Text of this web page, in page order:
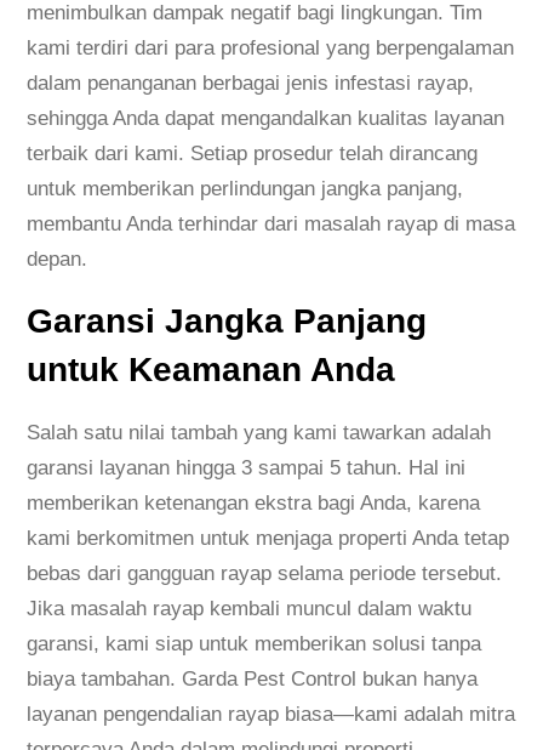
menimbulkan dampak negatif bagi lingkungan. Tim
kami terdiri dari para profesional yang berpengalaman
dalam penanganan berbagai jenis infestasi rayap,
sehingga Anda dapat mengandalkan kualitas layanan
terbaik dari kami. Setiap prosedur telah dirancang
untuk memberikan perlindungan jangka panjang,
membantu Anda terhindar dari masalah rayap di masa
depan.
Garansi Jangka Panjang
untuk Keamanan Anda
Salah satu nilai tambah yang kami tawarkan adalah
garansi layanan hingga 3 sampai 5 tahun. Hal ini
memberikan ketenangan ekstra bagi Anda, karena
kami berkomitmen untuk menjaga properti Anda tetap
bebas dari gangguan rayap selama periode tersebut.
Jika masalah rayap kembali muncul dalam waktu
garansi, kami siap untuk memberikan solusi tanpa
biaya tambahan. Garda Pest Control bukan hanya
layanan pengendalian rayap biasa—kami adalah mitra